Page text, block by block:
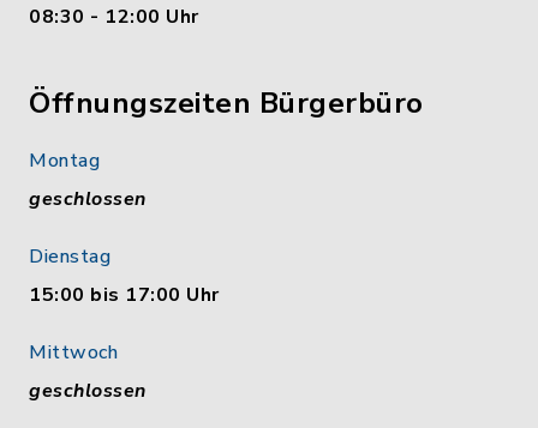
08:30 - 12:00 Uhr
Öffnungszeiten Bürgerbüro
Montag
geschlossen
Dienstag
15:00 bis 17:00 Uhr
Mittwoch
geschlossen